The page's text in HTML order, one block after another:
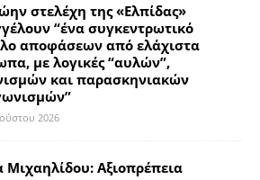
στελέχη της «Ελπίδας»
“ένα συγκεντρωτικό
αποφάσεων από ελάχιστα
με λογικές “αυλών”,
και παρασκηνιακών
2026
Μιχαηλίδου: Αξιοπρέπεια